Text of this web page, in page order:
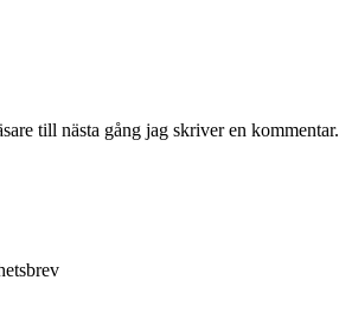
till nästa gång jag skriver en kommentar.